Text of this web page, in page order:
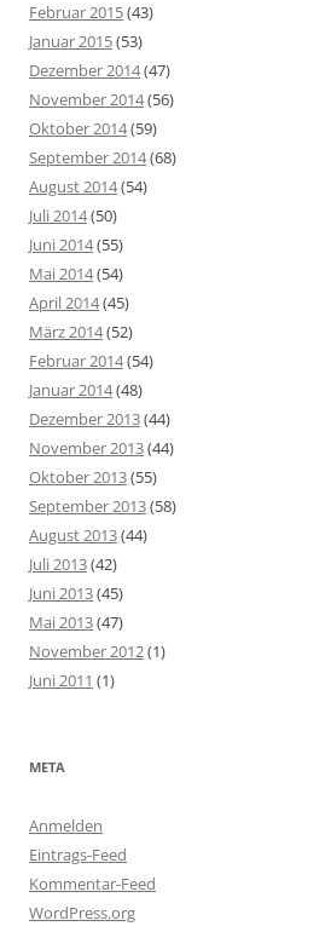
Februar 2015(43)
Januar 2015(53)
Dezember 2014(47)
November 2014(56)
Oktober 2014(59)
September 2014(68)
August 2014(54)
Juli 2014(50)
Juni 2014(55)
Mai 2014(54)
April 2014(45)
März 2014(52)
Februar 2014(54)
Januar 2014(48)
Dezember 2013(44)
November 2013(44)
Oktober 2013(55)
September 2013(58)
August 2013(44)
Juli 2013(42)
Juni 2013(45)
Mai 2013(47)
November 2012(1)
Juni 2011 (1)
META
Anmelden
Eintrags-Feed
Kommentar-Feed
WordPress.org